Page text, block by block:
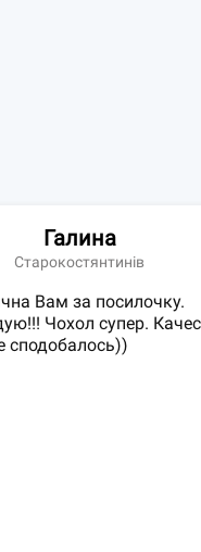
Галина
Старокостянтинів
Вам за посилочку.
Чохол супер.
сподобалось))